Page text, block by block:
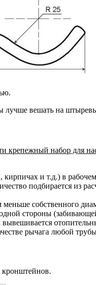
лучше вешать на
крепежный набор для
кирпичах и т.д.) в
подбирается из
собственного
стороны
вывешивается
рычага любой
кронштейнов.